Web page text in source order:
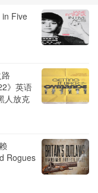
in Five
》英语
人放克
Rogues